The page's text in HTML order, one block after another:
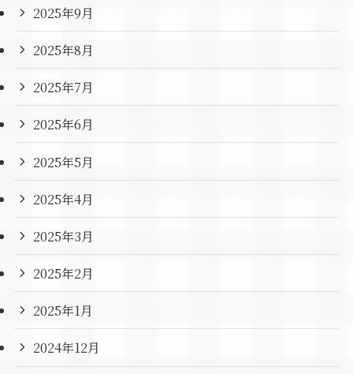
2025年9月
2025年8月
2025年7月
2025年6月
2025年5月
2025年4月
2025年3月
2025年2月
2025年1月
2024年12月